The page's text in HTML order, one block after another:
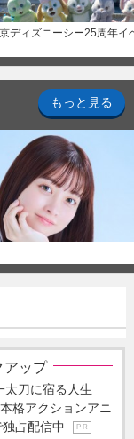
ディズニーシー25周年イ
もっと見る
アップ
太刀に宿る人生
格アクションアニ
占配信中
P R